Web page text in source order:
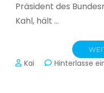
Präsident des
Kahl, hält …
Kai Hinterlasse